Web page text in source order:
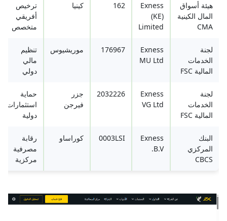
هيئة أسواق
المال الكينية
CMA
Exness
(KE)
Limited
162 كينيا
ترخيص
أفريقي
متخصص
لجنة
الخدمات
المالية FSC
Exness
MU Ltd
176967 موريشيوس
تنظيم
مالي
دولي
لجنة
الخدمات
المالية FSC
Exness
VG Ltd
2032226
جزر
فيرجن
حماية
استثمارات
دولية
البنك
المركزي
CBCS
Exness
B.V.
0003LSI كوراساو
رقابة
مصرفية
مركزية